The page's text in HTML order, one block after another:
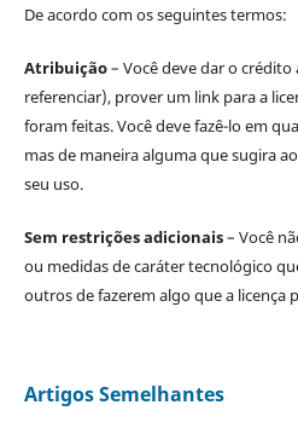
De acordo com os seguintes termos:
Atribuição– Você deve dar o
referenciar), prover um link para a
foram feitas. Você deve fazê-lo em
mas de maneira alguma que sugira
seu uso.
Sem restrições adicionais– Você
ou medidas de caráter tecnológico
outros de fazerem algo que a licença
Artigos Semelhantes